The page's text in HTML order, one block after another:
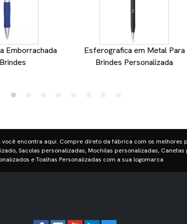
Emborrachada
Esferografica em Metal Para
Brindes Personalizada
encontra aqui. Compre direto da fábrica com os
Sacolas personalizadas, Mochilas personalizadas,
e Toalhas Personalizadas com a sua logomarca